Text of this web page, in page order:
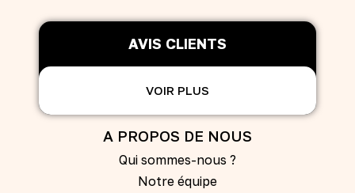
AVIS CLIENTS
VOIR PLUS
A PROPOS DE NOUS
Qui sommes-nous ?
Notre équipe